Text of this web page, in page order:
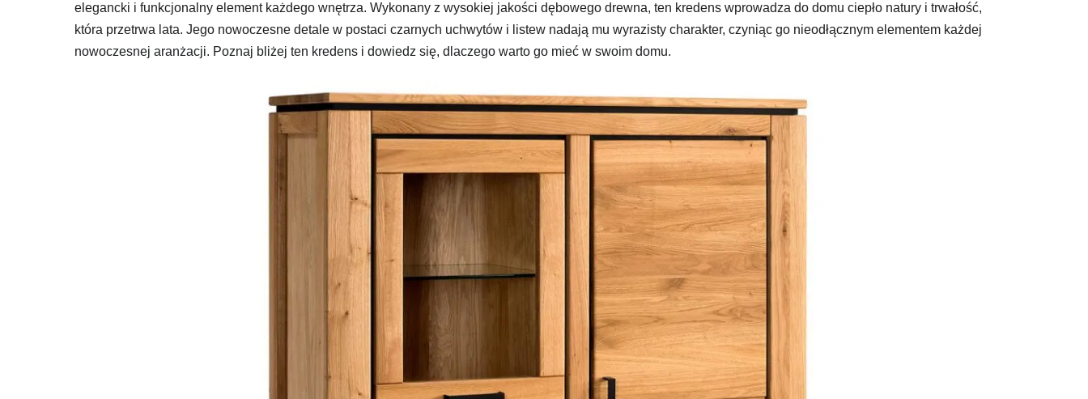
elegancki i funkcjonalny element każdego wnętrza. Wykonany z wysokiej jakości dębowego drewna, ten kredens wprowadza do domu ciepło natury i trwałość,
która przetrwa lata. Jego nowoczesne detale w postaci czarnych uchwytów i listew nadają mu wyrazisty charakter, czyniąc go nieodłącznym elementem każdej
nowoczesnej aranżacji. Poznaj bliżej ten kredens i dowiedz się, dlaczego warto go mieć w swoim domu.